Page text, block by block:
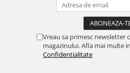
Vreau sa primesc newsletter
magazinului. Afla mai multe in
Confidentialitate